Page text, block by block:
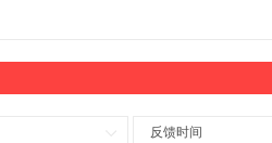
反馈时间